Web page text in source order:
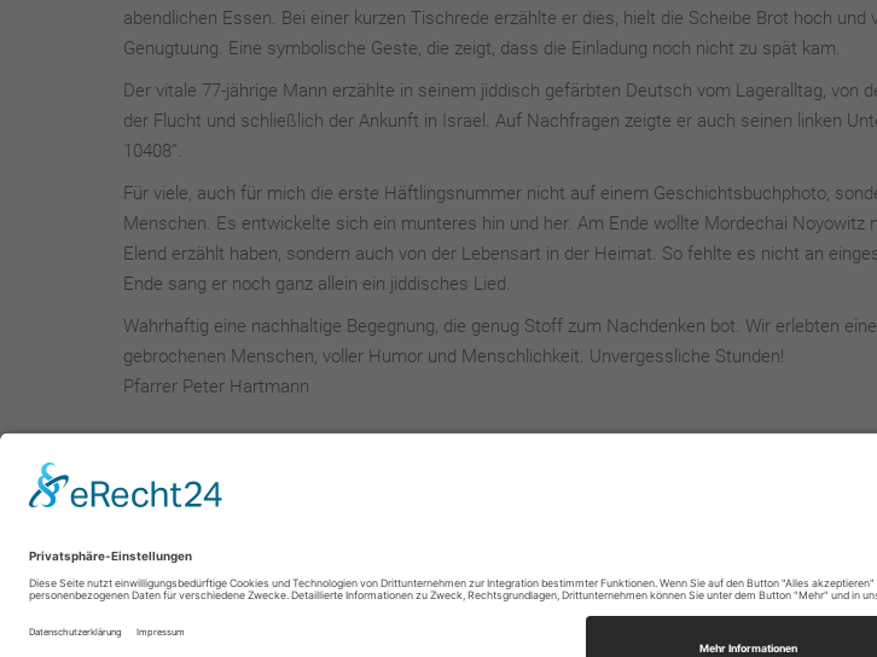
abendlichen Essen. Bei einer kurzen Tischrede erzählte er dies, hielt die Scheibe Brot hoch und
Genugtuung. Eine symbolische Geste, die zeigt, dass die Einladung noch nicht zu spät kam.
Der vitale 77-jährige Mann erzählte in seinem jiddisch gefärbten Deutsch vom Lageralltag, von
der Flucht und schließlich der Ankunft in Israel. Auf Nachfragen zeigte er auch seinen linken
10408”.
Für viele, auch für mich die erste Häftlingsnummer nicht auf einem Geschichtsbuchphoto,
Menschen. Es entwickelte sich ein munteres hin und her. Am Ende wollte Mordechai Noyowitz
Elend erzählt haben, sondern auch von der Lebensart in der Heimat. So fehlte es nicht an
Ende sang er noch ganz allein ein jiddisches Lied.
Wahrhaftig eine nachhaltige Begegnung, die genug Stoff zum Nachdenken bot. Wir erlebten
gebrochenen Menschen, voller Humor und Menschlichkeit. Unvergessliche Stunden!
Pfarrer Peter Hartmann